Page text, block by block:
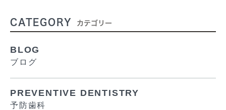
CATEGORY カテゴリー
BLOG
ブログ
PREVENTIVE DENTISTRY
予防歯科